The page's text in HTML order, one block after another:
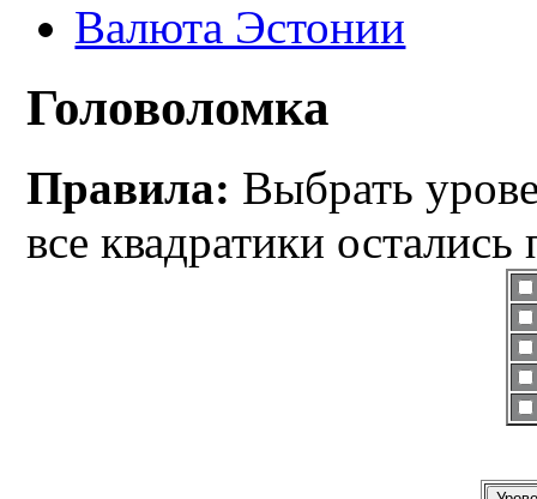
Валюта Эстонии
Головоломка
Правила: Выбрать
все квадратики